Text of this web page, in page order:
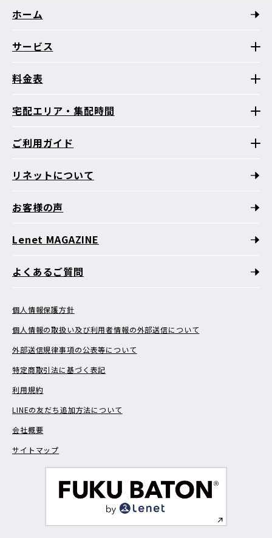
ホーム
サービス
料金表
宅配エリア・集配時間
ご利用ガイド
リネットについて
お客様の声
Lenet MAGAZINE
よくあるご質問
個人情報保護方針
個人情報の取扱い及び利用者情報の外部送信について
外部送信規律事項の公表等について
特定商取引法に基づく表記
利用規約
LINEの友だち追加方法について
会社概要
サイトマップ